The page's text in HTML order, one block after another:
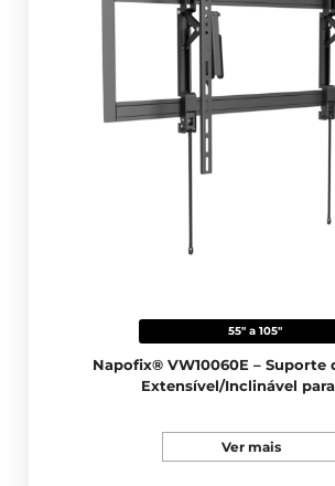
55" a 105"
Napofix® VW10060E – Suporte
Extensível/Inclinável
Ver mais